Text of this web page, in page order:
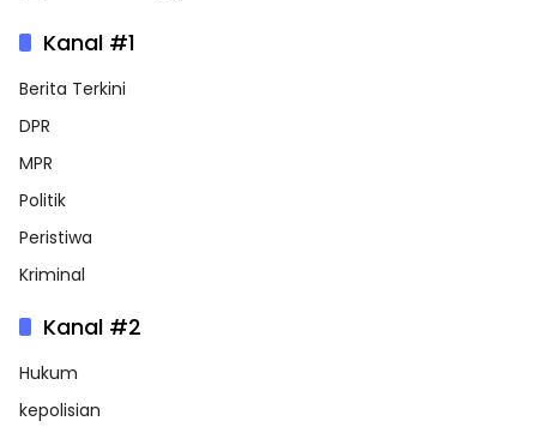
Kanal #1
Berita Terkini
DPR
MPR
Politik
Peristiwa
Kriminal
Kanal #2
Hukum
kepolisian